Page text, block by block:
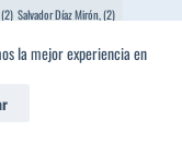
la mejor experiencia en
(2) Salvador Díaz Mirón, (2)